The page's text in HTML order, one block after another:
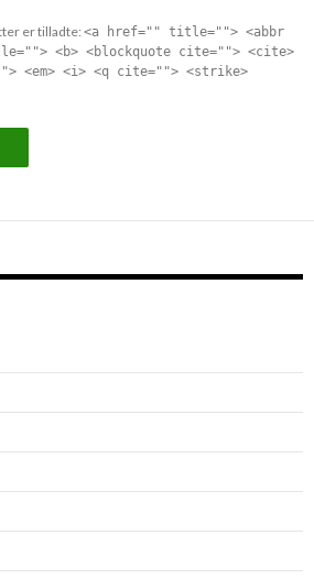
er tilladte: <a href="" title=""> <abbr
<b> <blockquote cite=""> <cite>
<em> <i> <q cite=""> <strike>